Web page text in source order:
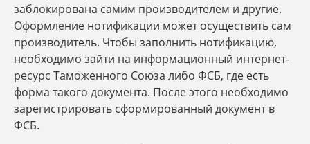
заблокирована самим производителем и другие.
Оформление нотификации может осуществить сам
производитель. Чтобы заполнить нотификацию,
необходимо зайти на информационный интернет-
ресурс Таможенного Союза либо ФСБ, где есть
форма такого документа. После этого необходимо
зарегистрировать сформированный документ в
ФСБ.